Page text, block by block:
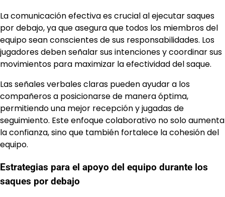
La comunicación efectiva es crucial al ejecutar saques
por debajo, ya que asegura que todos los miembros del
equipo sean conscientes de sus responsabilidades. Los
jugadores deben señalar sus intenciones y coordinar sus
movimientos para maximizar la efectividad del saque.
Las señales verbales claras pueden ayudar a los
compañeros a posicionarse de manera óptima,
permitiendo una mejor recepción y jugadas de
seguimiento. Este enfoque colaborativo no solo aumenta
la confianza, sino que también fortalece la cohesión del
equipo.
Estrategias para el apoyo del equipo durante los
saques por debajo